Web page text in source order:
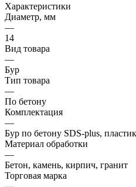
Характеристики
Диаметр, мм
—
14
Вид товара
—
Бур
Тип товара
—
По бетону
Комплектация
—
Бур по бетону SDS-plus,
Материал обработки
—
Бетон, камень, кирпич, гранит
Торговая марка